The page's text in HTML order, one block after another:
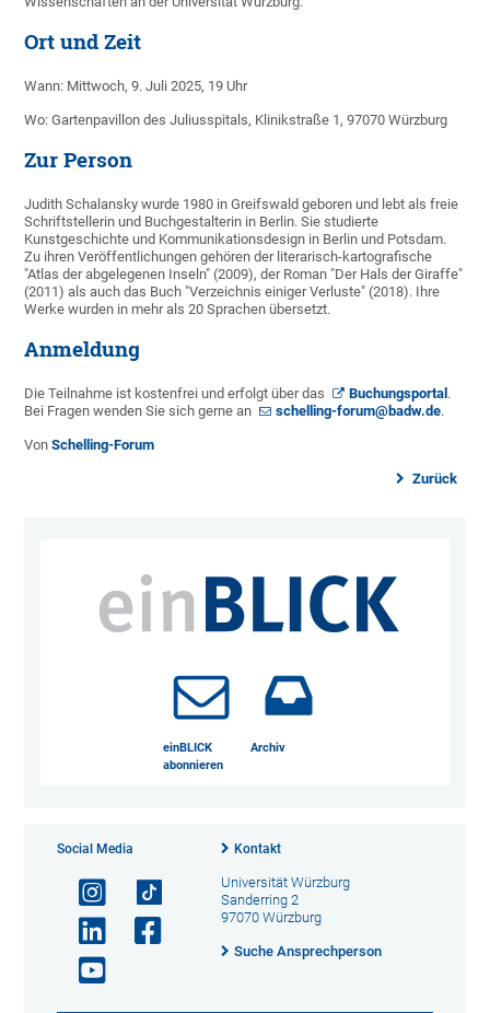
Ort und Zeit
Wann: Mittwoch, 9. Juli 2025, 19 Uhr
Wo: Gartenpavillon des Juliusspitals, Klinikstraße 1, 97070 Würzburg
Zur Person
Judith Schalansky wurde 1980 in Greifswald geboren und lebt als freie
Schriftstellerin und Buchgestalterin in Berlin. Sie studierte
Kunstgeschichte und Kommunikationsdesign in Berlin und Potsdam.
Zu ihren Veröffentlichungen gehören der literarisch-kartografische
"Atlas der abgelegenen Inseln" (2009), der Roman "Der Hals der Giraffe"
(2011) als auch das Buch "Verzeichnis einiger Verluste" (2018). Ihre
Werke wurden in mehr als 20 Sprachen übersetzt.
Anmeldung
Die Teilnahme ist kostenfrei und erfolgt über das Buchungsportal .
Bei Fragen wenden Sie sich gerne an
schelling-forum@badw.de.
VonSchelling-Forum
Zurück
einBLICK
abonnieren
Archiv
Social Media Kontakt
Universität Würzburg
Sanderring 2
97070 Würzburg
Suche Ansprechperson